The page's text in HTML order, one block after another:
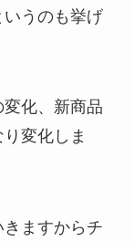
いうのも挙げ
化、新商品
変化しま
ますからチ